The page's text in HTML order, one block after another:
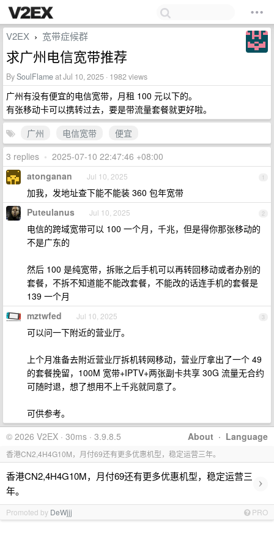
V2EX › 宽带症候群
求广州电信宽带推荐
BySoulFlameat Jul 10, 2025 · 1982 views
广州有没有便宜的电信宽带，月租 100 元以下的。
有张移动卡可以携转过去，要是带流量套餐就更好啦。
广州
电信宽带
便宜
3 replies • 2025-07-10 22:47:46 +08:00
1
atonganan Jul 10, 2025
加我，发地址查下能不能装 360 包年宽带
2
Puteulanus Jul 10, 2025
电信的跨域宽带可以 100 一个月，千兆，但是得你那张移动的
不是广东的
然后 100 是纯宽带，拆账之后手机可以再转回移动或者办别的
套餐，不拆不知道能不能改套餐，不能改的话连手机的套餐是
139 一个月
3
mztwfed Jul 10, 2025
可以问一下附近的营业厅。
上个月准备去附近营业厅拆机转网移动，营业厅拿出了一个 49
的套餐挽留，100M 宽带+IPTV+两张副卡共享 30G 流量无合约
可随时退，想了想用不上千兆就同意了。
可供参考。
About · Language
© 2026 V2EX · 30ms · 3.9.8.5
香港CN2,4H4G10M，月付69还有更多优惠机型，稳定运营三年。
香港CN2,4H4G10M，月付69还有更多优惠机型，稳定运营三
年。
›
Promoted by DeWjjj PRO